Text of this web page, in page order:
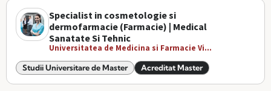
Specialist in cosmetologie si
dermofarmacie (Farmacie) | Medical
Sanatate Si Tehnic
Universitatea de Medicina si Farmacie Vi...
Studii Universitare de Master Acreditat Master